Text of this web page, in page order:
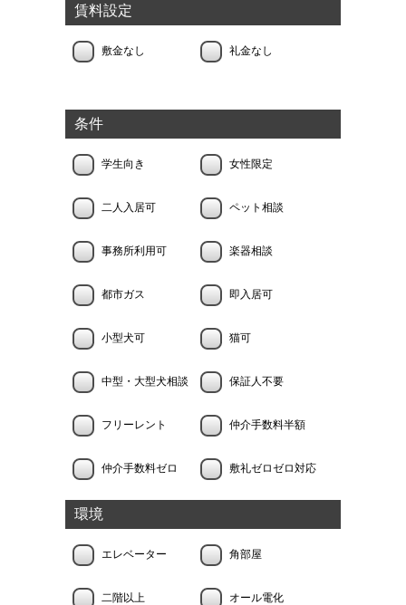
賃料設定
敷金なし 礼金なし
条件
学生向き 女性限定
二人入居可 ペット相談
事務所利用可 楽器相談
都市ガス 即入居可
小型犬可 猫可
中型・大型犬相談 保証人不要
フリーレント 仲介手数料半額
仲介手数料ゼロ 敷礼ゼロゼロ対応
環境
エレベーター 角部屋
二階以上 オール電化